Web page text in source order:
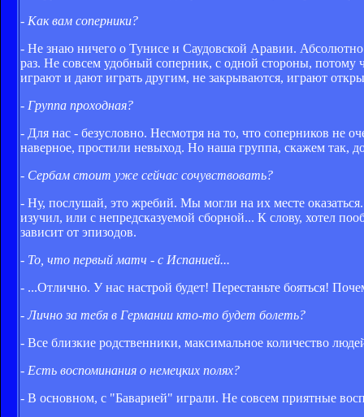
- Как вам соперники?
- Не знаю ничего о Тунисе и Саудовской Аравии.
раз. Не совсем удобный соперник, с одной стороны,
играют и дают играть другим, не закрываются, играют
- Группа проходная?
- Для нас - безусловно. Несмотря на то, что соперников не
наверное, простили невыход. Но наша группа, скажем так,
- Сербам стоит уже сейчас сочувствовать?
- Ну, послушай, это жребий. Мы могли на их месте
изучил, или с непредсказуемой сборной... К слову, хотел
зависит от эпизодов.
- То, что первый матч - с Испанией...
- ...Отлично. У нас настрой будет! Перестаньте бояться!
- Лично за тебя в Германии кто-то будет болеть?
- Все близкие родственники, максимальное количество
- Есть воспоминания о немецких полях?
- В основном, с "Баварией" играли. Не совсем приятные